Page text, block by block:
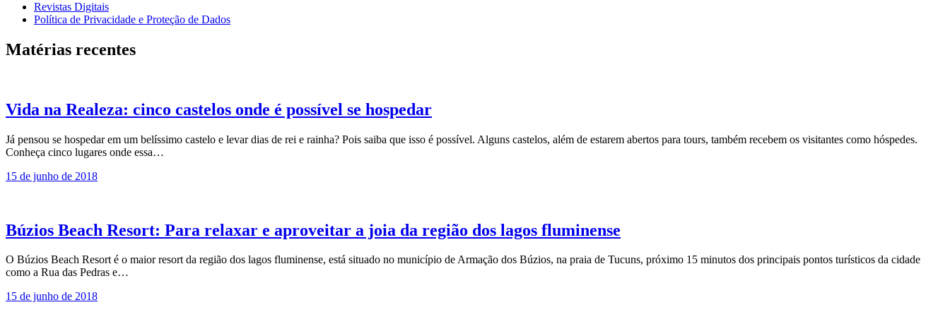
Revistas Digitais
Política de Privacidade e Proteção de Dados
Matérias recentes
Vida na Realeza: cinco castelos onde é possível se hospedar
Já pensou se hospedar em um belíssimo castelo e levar dias de rei e rainha? Pois saiba que isso é possível. Alguns castelos, além de estarem abertos para tours, também recebem os visitantes como hóspedes.
Conheça cinco lugares onde essa…
15 de junho de 2018
Búzios Beach Resort: Para relaxar e aproveitar a joia da região dos lagos fluminense
O Búzios Beach Resort é o maior resort da região dos lagos fluminense, está situado no município de Armação dos Búzios, na praia de Tucuns, próximo 15 minutos dos principais pontos turísticos da cidade
como a Rua das Pedras e…
15 de junho de 2018